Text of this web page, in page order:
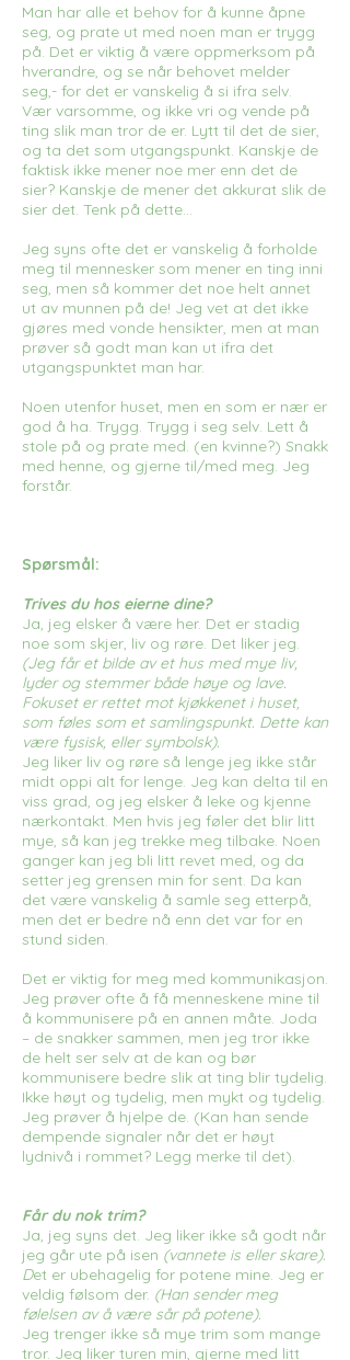
Man har alle et behov for å kunne åpne
seg, og prate ut med noen man er trygg
på. Det er viktig å være oppmerksom på
hverandre, og se når behovet melder
seg,- for det er vanskelig å si ifra selv.
Vær varsomme, og ikke vri og vende på
ting slik man tror de er. Lytt til det de sier,
og ta det som utgangspunkt. Kanskje de
faktisk ikke mener noe mer enn det de
sier? Kanskje de mener det akkurat slik de
sier det. Tenk på dette…
Jeg syns ofte det er vanskelig å forholde
meg til mennesker som mener en ting inni
seg, men så kommer det noe helt annet
ut av munnen på de! Jeg vet at det ikke
gjøres med vonde hensikter, men at man
prøver så godt man kan ut ifra det
utgangspunktet man har.
Noen utenfor huset, men en som er nær er
god å ha. Trygg. Trygg i seg selv. Lett å
stole på og prate med. (en kvinne?) Snakk
med henne, og gjerne til/med meg. Jeg
forstår.
Spørsmål:
Trives du hos eierne dine?
Ja, jeg elsker å være her. Det er stadig
noe som skjer, liv og røre. Det liker jeg.
(Jeg får et bilde av et hus med mye liv,
lyder og stemmer både høye og lave.
Fokuset er rettet mot kjøkkenet i huset,
som føles som et samlingspunkt. Dette kan
være fysisk, eller symbolsk).
Jeg liker liv og røre så lenge jeg ikke står
midt oppi alt for lenge. Jeg kan delta til en
viss grad, og jeg elsker å leke og kjenne
nærkontakt. Men hvis jeg føler det blir litt
mye, så kan jeg trekke meg tilbake. Noen
ganger kan jeg bli litt revet med, og da
setter jeg grensen min for sent. Da kan
det være vanskelig å samle seg etterpå,
men det er bedre nå enn det var for en
stund siden.
Det er viktig for meg med kommunikasjon.
Jeg prøver ofte å få menneskene mine til
å kommunisere på en annen måte. Joda
– de snakker sammen, men jeg tror ikke
de helt ser selv at de kan og bør
kommunisere bedre slik at ting blir tydelig.
Ikke høyt og tydelig, men mykt og tydelig.
Jeg prøver å hjelpe de. (Kan han sende
dempende signaler når det er høyt
lydnivå i rommet? Legg merke til det).
Får du nok trim?
Ja, jeg syns det. Jeg liker ikke så godt når
jeg går ute på isen (vannete is eller skare).
Det er ubehagelig for potene mine. Jeg er
veldig følsom der. (Han sender meg
følelsen av å være sår på potene).
Jeg trenger ikke så mye trim som mange
tror. Jeg liker turen min, gjerne med litt